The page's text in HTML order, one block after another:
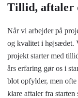
Tillid, aftaler
Når vi arbejder på
og kvalitet i højsædet.
projekt starter med
års erfaring gør os i
blot opfylder, men
klare aftaler fra